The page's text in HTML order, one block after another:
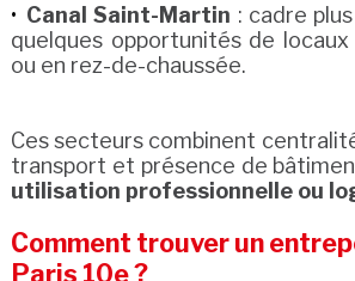
Canal Saint-Martin : cadre
quelques opportunités de
ou en rez-de-chaussée.
Ces secteurs combinent
transport et présence de
utilisation professionnelle ou
Comment trouver un
Paris 10e ?